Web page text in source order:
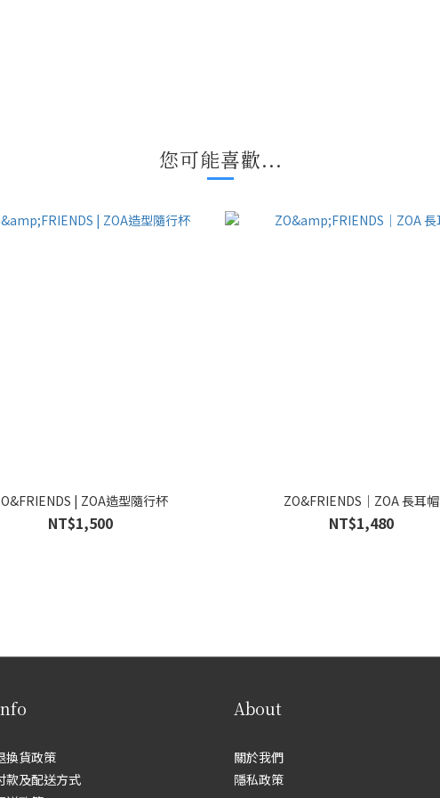
您可能喜歡...
| ZOA造型隨行杯
NT$1,500
ZO&FRIENDS｜ZOA 長耳帽
NT$1,480
換貨政策
款及配送方式
About
關於我們
隱私政策